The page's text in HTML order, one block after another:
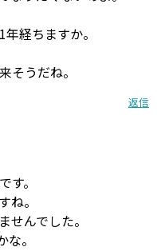
経ちますか。
そうだね。
返信
。
ね。
せんでした。
。